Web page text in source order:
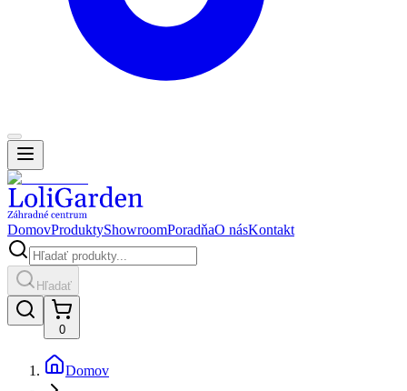
DomovProduktyShowroomPoradňaO násKontakt
Hľadať
0
Domov